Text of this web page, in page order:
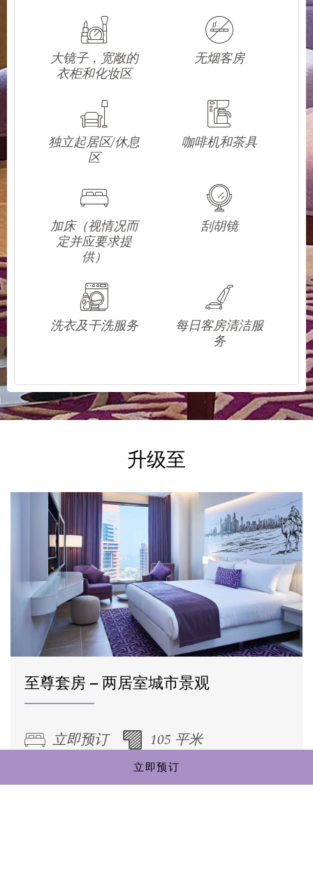
大镜子，宽敞的
衣柜和化妆区
无烟客房
独立起居区/休息
区
咖啡机和茶具
加床（视情况而
定并应要求提
供）
刮胡镜
洗衣及干洗服务
每日客房清洁服
务
升级至
至尊套房 – 两居室城市景观
立即预订
105 平米
立即预订